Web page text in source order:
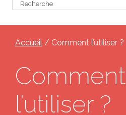
Accueil / Comment l’utiliser ?
Comment
l’utiliser ?